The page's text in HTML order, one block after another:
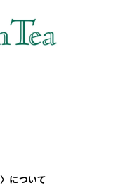
について